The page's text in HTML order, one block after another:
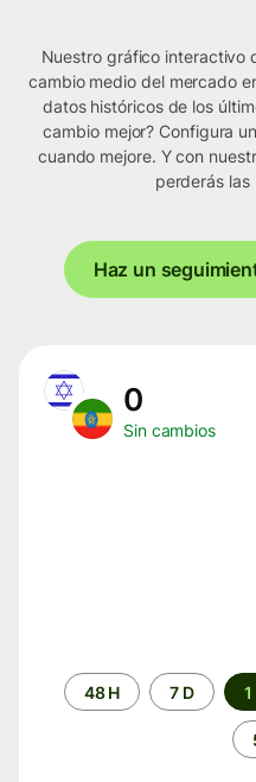
Nuestro gráfico interactivo
cambio medio del mercado
datos históricos de los
cambio mejor? Configura
cuando mejore. Y con
perderás las
Haz un
0
Sin cambios
Periodo48 H 7 D